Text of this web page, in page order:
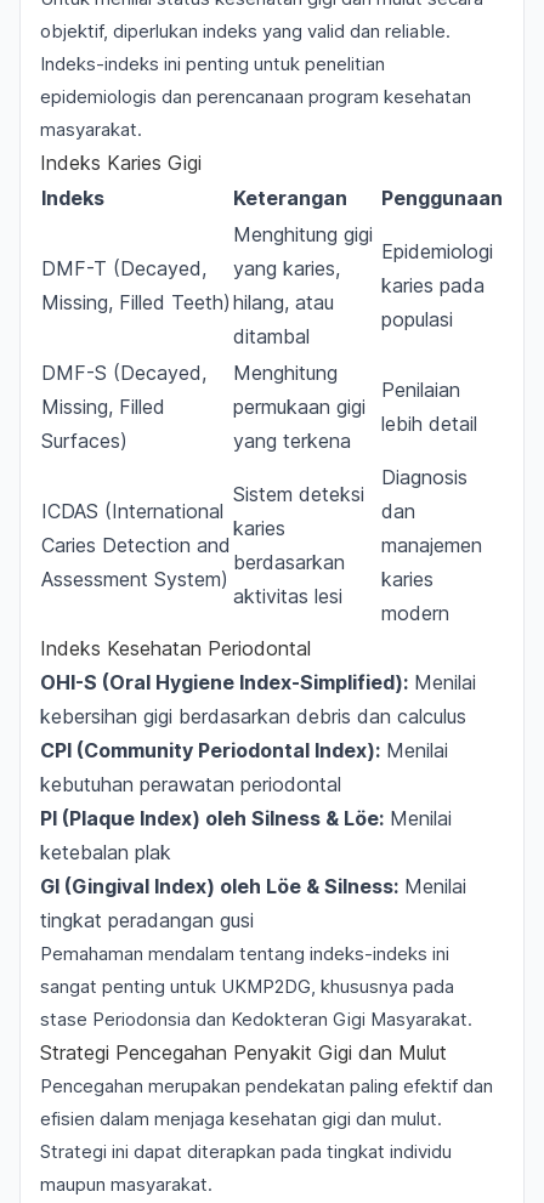
objektif, diperlukan indeks yang valid dan reliable.
Indeks-indeks ini penting untuk penelitian
epidemiologis dan perencanaan program kesehatan
masyarakat.
Indeks Karies Gigi
Indeks
Keterangan Penggunaan
DMF-T (Decayed,
Missing, Filled Teeth)
Menghitung gigi
yang karies,
hilang, atau
ditambal
Epidemiologi
karies pada
populasi
DMF-S (Decayed,
Missing, Filled
Surfaces)
Menghitung
permukaan gigi
yang terkena
Penilaian
lebih detail
ICDAS (International
Caries Detection and
Assessment System)
Sistem deteksi
karies
berdasarkan
aktivitas lesi
Diagnosis
dan
manajemen
karies
modern
Indeks Kesehatan Periodontal
OHI-S (Oral Hygiene Index-Simplified): Menilai
kebersihan gigi berdasarkan debris dan calculus
CPI (Community Periodontal Index): Menilai
kebutuhan perawatan periodontal
PI (Plaque Index) oleh Silness & Löe: Menilai
ketebalan plak
GI (Gingival Index) oleh Löe & Silness: Menilai
tingkat peradangan gusi
Pemahaman mendalam tentang indeks-indeks ini
sangat penting untuk UKMP2DG, khususnya pada
stase Periodonsia dan Kedokteran Gigi Masyarakat.
Strategi Pencegahan Penyakit Gigi dan Mulut
Pencegahan merupakan pendekatan paling efektif dan
efisien dalam menjaga kesehatan gigi dan mulut.
Strategi ini dapat diterapkan pada tingkat individu
maupun masyarakat.